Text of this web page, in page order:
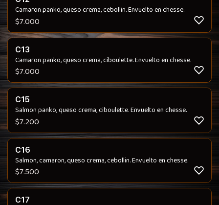
Camaron panko, queso crema, cebollin. Envuelto en chesse.
$7.000
C13
Camaron panko, queso crema, ciboulette. Envuelto en chesse.
$7.000
C15
Salmon panko, queso crema, ciboulette. Envuelto en chesse.
$7.200
C16
Salmon, camaron, queso crema, cebollin. Envuelto en chesse.
$7.500
C17